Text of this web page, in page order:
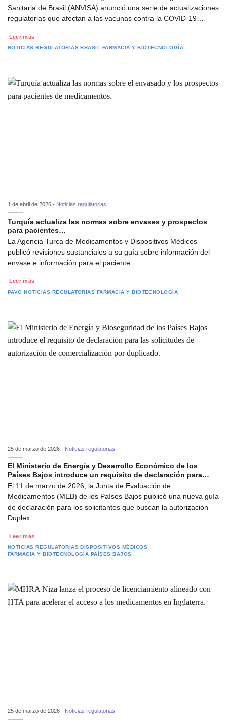
Sanitaria de Brasil (ANVISA) anunció una serie de actualizaciones
regulatorias que afectan a las vacunas contra la COVID-19…
Leer más
NOTICIAS REGULATORIAS BRASIL FARMACIA Y BIOTECNOLOGÍA
1 de abril de 2026 - Noticias regulatorias
Turquía actualiza las normas sobre envases y prospectos
para pacientes…
La Agencia Turca de Medicamentos y Dispositivos Médicos
publicó revisiones sustanciales a su guía sobre información del
envase e información para el paciente…
Leer más
PAVO NOTICIAS REGULATORIAS FARMACIA Y BIOTECNOLOGÍA
25 de marzo de 2026 - Noticias regulatorias
El Ministerio de Energía y Desarrollo Económico de los
Países Bajos introduce un requisito de declaración para…
El 11 de marzo de 2026, la Junta de Evaluación de
Medicamentos (MEB) de los Países Bajos publicó una nueva guía
de declaración para los solicitantes que buscan la autorización
Duplex…
Leer más
NOTICIAS REGULATORIAS DISPOSITIVOS MÉDICOS
FARMACIA Y BIOTECNOLOGÍA PAÍSES BAJOS
25 de marzo de 2026 - Noticias regulatorias